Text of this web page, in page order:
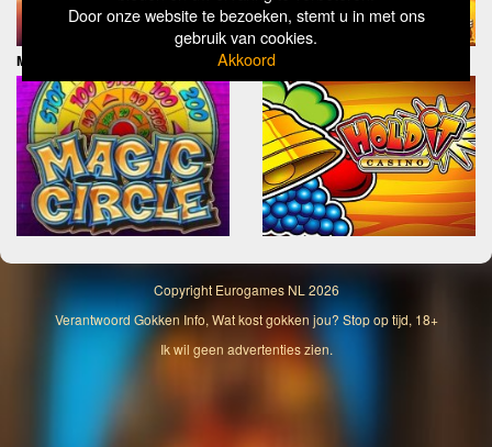
Door onze website te bezoeken, stemt u in met ons
gebruik van cookies.
Akkoord
Magic Circle Hold It Casino
Copyright Eurogames NL 2026
Verantwoord Gokken Info, Wat kost gokken jou? Stop op tijd, 18+
Ik wil geen advertenties zien.